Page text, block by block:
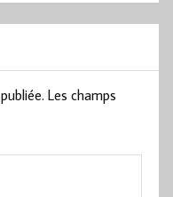
Les champs